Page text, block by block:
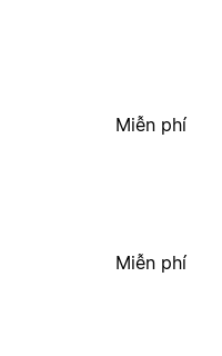
Miễn phí
Miễn phí